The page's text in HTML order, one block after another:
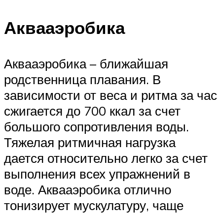
Аквааэробика
Аквааэробика – ближайшая
родственница плавания. В
зависимости от веса и ритма за час
сжигается до 700 ккал за счет
большого сопротивления воды.
Тяжелая ритмичная нагрузка
дается относительно легко за счет
выполнения всех упражнений в
воде. Аквааэробика отлично
тонизирует мускулатуру, чаще